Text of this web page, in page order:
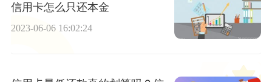
信用卡怎么只还本金
2023-06-06 16:02:24